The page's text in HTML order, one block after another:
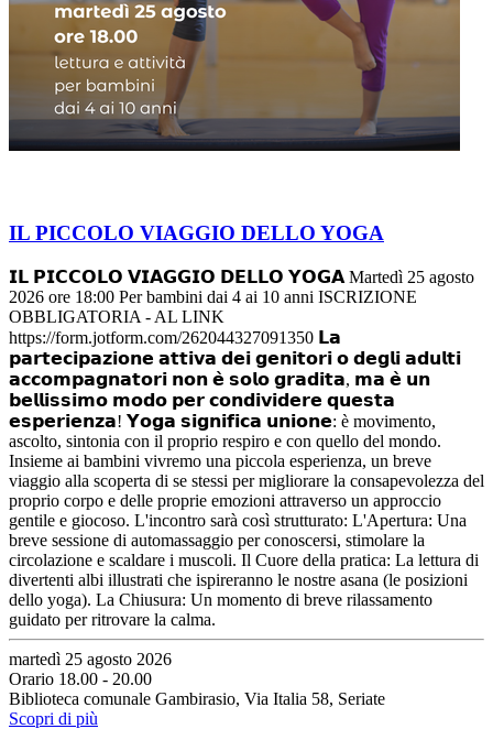
IL PICCOLO VIAGGIO DELLO YOGA
𝗜𝗟 𝗣𝗜𝗖𝗖𝗢𝗟𝗢 𝗩𝗜𝗔𝗚𝗚𝗜𝗢 𝗗𝗘𝗟𝗟𝗢 𝗬𝗢𝗚𝗔 Martedì 25 agosto
2026 ore 18:00 Per bambini dai 4 ai 10 anni ISCRIZIONE
OBBLIGATORIA - AL LINK
https://form.jotform.com/262044327091350 𝗟𝗮
𝗽𝗮𝗿𝘁𝗲𝗰𝗶𝗽𝗮𝘇𝗶𝗼𝗻𝗲 𝗮𝘁𝘁𝗶𝘃𝗮 𝗱𝗲𝗶 𝗴𝗲𝗻𝗶𝘁𝗼𝗿𝗶 𝗼 𝗱𝗲𝗴𝗹𝗶 𝗮𝗱𝘂𝗹𝘁𝗶
𝗮𝗰𝗰𝗼𝗺𝗽𝗮𝗴𝗻𝗮𝘁𝗼𝗿𝗶 𝗻𝗼𝗻 𝗲̀ 𝘀𝗼𝗹𝗼 𝗴𝗿𝗮𝗱𝗶𝘁𝗮, 𝗺𝗮 𝗲̀ 𝘂𝗻
𝗯𝗲𝗹𝗹𝗶𝘀𝘀𝗶𝗺𝗼 𝗺𝗼𝗱𝗼 𝗽𝗲𝗿 𝗰𝗼𝗻𝗱𝗶𝘃𝗶𝗱𝗲𝗿𝗲 𝗾𝘂𝗲𝘀𝘁𝗮
𝗲𝘀𝗽𝗲𝗿𝗶𝗲𝗻𝘇𝗮! 𝗬𝗼𝗴𝗮 𝘀𝗶𝗴𝗻𝗶𝗳𝗶𝗰𝗮 𝘂𝗻𝗶𝗼𝗻𝗲: è movimento,
ascolto, sintonia con il proprio respiro e con quello del mondo.
Insieme ai bambini vivremo una piccola esperienza, un breve
viaggio alla scoperta di se stessi per migliorare la consapevolezza del
proprio corpo e delle proprie emozioni attraverso un approccio
gentile e giocoso. L'incontro sarà così strutturato: L'Apertura: Una
breve sessione di automassaggio per conoscersi, stimolare la
circolazione e scaldare i muscoli. Il Cuore della pratica: La lettura di
divertenti albi illustrati che ispireranno le nostre asana (le posizioni
dello yoga). La Chiusura: Un momento di breve rilassamento
guidato per ritrovare la calma.
martedì 25 agosto 2026
Orario 18.00 - 20.00
Biblioteca comunale Gambirasio, Via Italia 58, Seriate
Scopri di più